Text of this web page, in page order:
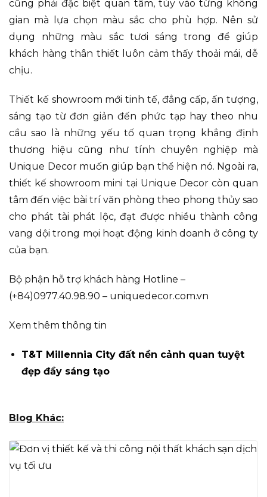
cũng phải đặc biệt quan tâm, tùy vào từng không
gian mà lựa chọn màu sắc cho phù hợp. Nên sử
dụng những màu sắc tươi sáng trong để giúp
khách hàng thân thiết luôn cảm thấy thoải mái, dễ
chịu.
Thiết kế showroom mới tinh tế, đẳng cấp, ấn tượng,
sáng tạo từ đơn giản đến phức tạp hay theo nhu
cầu sao là những yếu tố quan trọng khẳng định
thương hiệu cũng như tính chuyên nghiệp mà
Unique Decor muốn giúp bạn thể hiện nó. Ngoài ra,
thiết kế showroom mini tại Unique Decor còn quan
tâm đến việc bài trí văn phòng theo phong thủy sao
cho phát tài phát lộc, đạt được nhiều thành công
vang dội trong mọi hoạt động kinh doanh ở công ty
của bạn.
Bộ phận hỗ trợ khách hàng Hotline –
(+84)0977.40.98.90 – uniquedecor.com.vn
Xem thêm thông tin
T&T Millennia City đất nền cảnh quan tuyệt
đẹp đầy sáng tạo
Blog Khác: